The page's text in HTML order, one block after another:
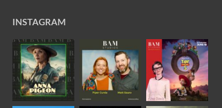
INSTAGRAM